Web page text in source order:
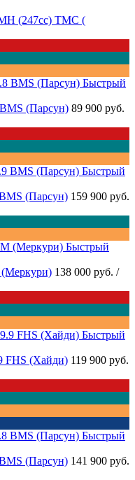
(247cc) TMC (
Быстрый
(Парсун) 89 900 руб.
Быстрый
(Парсун) 159 900 руб.
Быстрый
138 000 руб. /
Быстрый
FHS (Хайди) 119 900 руб.
Быстрый
(Парсун) 141 900 руб.